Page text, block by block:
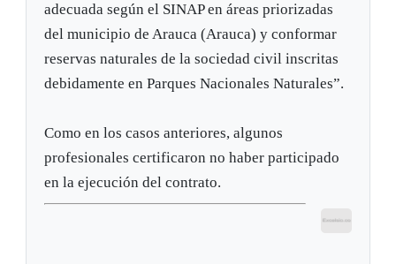
adecuada según el SINAP en áreas priorizadas
del municipio de Arauca (Arauca) y conformar
reservas naturales de la sociedad civil inscritas
debidamente en Parques Nacionales Naturales”.
Como en los casos anteriores, algunos
profesionales certificaron no haber participado
en la ejecución del contrato.